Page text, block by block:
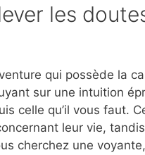
les
qui possède la
sur une intuition
celle qu’il vous faut.
leur vie,
cherchez une